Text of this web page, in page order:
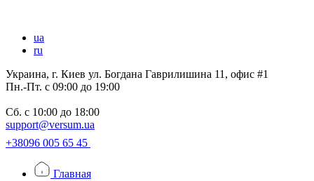
ua
ru
Украина, г. Киев ул. Богдана Гаврилишина 11, офис #1
Пн.-Пт. с 09:00 до 19:00
Сб. с 10:00 до 18:00
support@versum.ua
+38096 005 65 45
Главная